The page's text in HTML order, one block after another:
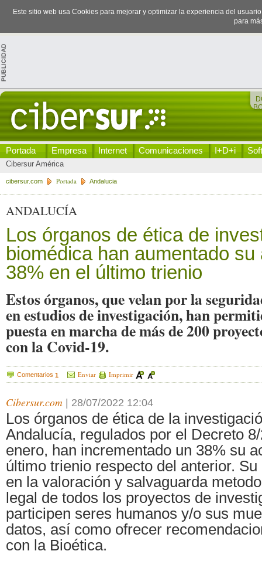
Este sitio web usa Cookies para mejorar y optimizar la experiencia del
para
Portada Empresa Internet Comunicaciones I+D+i
Cibersur América
cibersur.com Portada Andalucia
ANDALUCÍA
Los órganos de ética de
biomédica han aumentado
38% en el último trienio
Estos órganos, que velan por la
en estudios de investigación, han
puesta en marcha de más de 200
con la Covid-19.
Comentarios 1 Enviar Imprimir
Cibersur.com 28/07/2022 12:04
Los órganos de ética de la
Andalucía, regulados por el Decreto
enero, han incrementado un 38% su
último trienio respecto del anterior.
en la valoración y salvaguarda
legal de todos los proyectos de
participen seres humanos y/o sus
datos, así como ofrecer
con la Bioética.